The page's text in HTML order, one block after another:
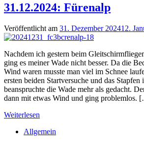
31.12.2024: Fürenalp
Veröffentlicht am 31. Dezember 202412.
Nachdem ich gestern beim
ging es meiner Wade nicht besser. Da die
Wind waren musste man viel im Schnee
ersten beiden Startversuche und das Stapfen
beanspruchte die Wade mehr als gedacht.
dann mit etwas Wind und ging problemlos.
Weiterlesen
Allgemein